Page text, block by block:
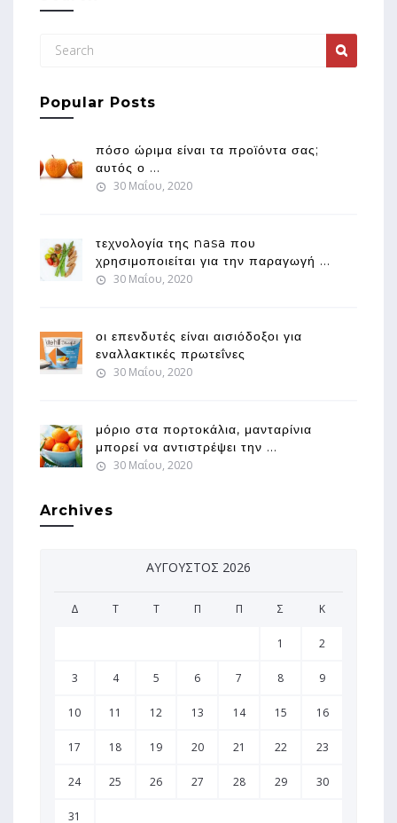
Popular Posts
πόσο ώριμα είναι τα προϊόντα σας;
αυτός ο ...
30 Μαΐου, 2020
τεχνολογία της nasa που
χρησιμοποιείται για την παραγωγή ...
30 Μαΐου, 2020
οι επενδυτές είναι αισιόδοξοι για
εναλλακτικές πρωτεΐνες
30 Μαΐου, 2020
μόριο στα πορτοκάλια, μανταρίνια
μπορεί να αντιστρέψει την ...
30 Μαΐου, 2020
Archives
ΑΎΓΟΥΣΤΟΣ 2026
Δ Τ Τ Π Π Σ Κ
1 2
3 4 5 6 7 8 9
10 11 12 13 14 15 16
17 18 19 20 21 22 23
24 25 26 27 28 29 30
31